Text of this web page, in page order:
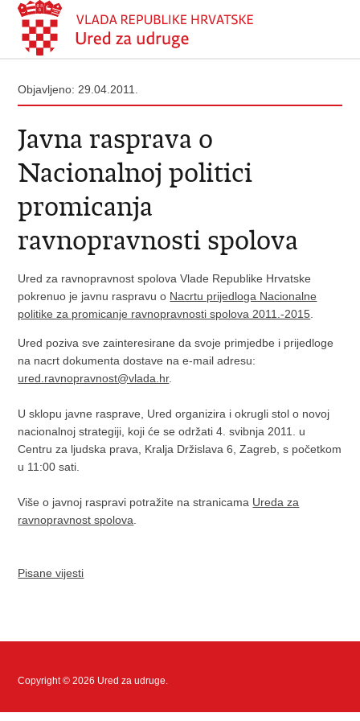
Objavljeno: 29.04.2011.
Javna rasprava o
Nacionalnoj politici
promicanja
ravnopravnosti spolova
Ured za ravnopravnost spolova Vlade Republike Hrvatske
pokrenuo je javnu raspravu o Nacrtu prijedloga Nacionalne
politike za promicanje ravnopravnosti spolova 2011.-2015
Ured poziva sve zainteresirane da svoje primjedbe i prijedloge
na nacrt dokumenta dostave na e-mail adresu:
ured.ravnopravnost@vlada.hr.
U sklopu javne rasprave, Ured organizira i okrugli stol o novoj
nacionalnoj strategiji, koji će se održati 4. svibnja 2011. u
Centru za ljudska prava, Kralja Držislava 6, Zagreb, s početkom
u 11:00 sati.
Više o javnoj raspravi potražite na stranicama Ureda za
ravnopravnost spolova
Pisane vijesti
Copyright © 2026 Ured za udruge.